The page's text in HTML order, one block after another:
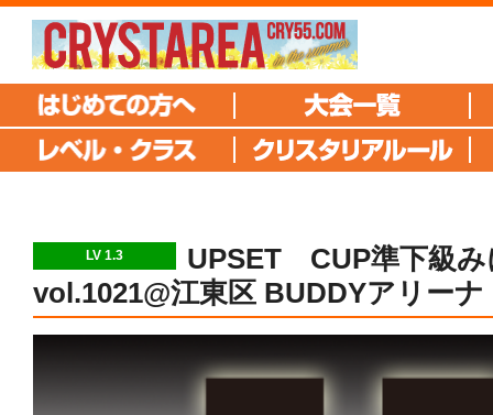
LV 1.3
UPSET CUP準下級み
vol.1021@江東区 BUDDYアリーナ